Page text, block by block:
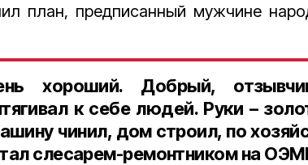
план, предписанный мужчине
хороший. Добрый,
к себе людей. Руки –
чинил, дом строил, по
слесарем-ремонтником на